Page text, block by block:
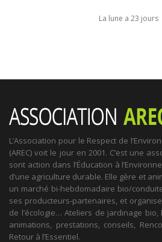
La lune a 23 jours
L’Association pour le Respect de
(AREC) voit le jour en 2001. C’est une
sont action dans l’Éducation à
d’une agriculture durable. Elle gère et
un marché bi-hebdomadaire bio/
ses producteurs-partenaires, et
de l’écologie… Ateliers de jardinage bio,
animations, prestations, conseils,
Retour à l’Essentiel.